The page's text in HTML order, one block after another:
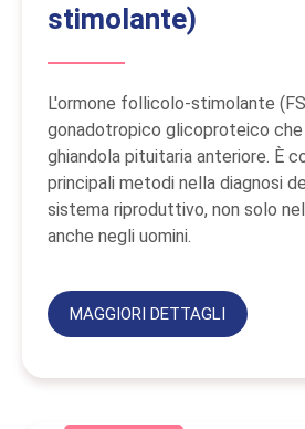
stimolante)
L'ormone follicolo-stimolante
gonadotropico glicoproteico
ghiandola pituitaria anteriore. È
principali metodi nella diagnosi
sistema riproduttivo, non solo
anche negli uomini.
MAGGIORI DETTAGLI